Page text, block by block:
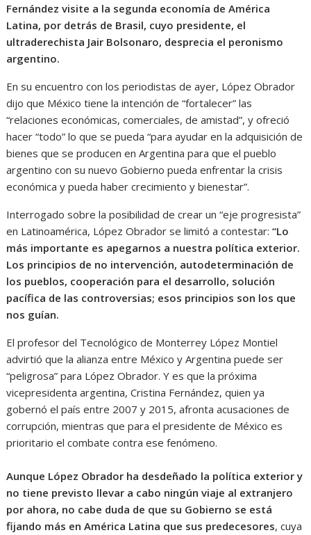
Fernández visite a la segunda economía de América
Latina, por detrás de Brasil, cuyo presidente, el
ultraderechista Jair Bolsonaro, desprecia el peronismo
argentino.
En su encuentro con los periodistas de ayer, López Obrador
dijo que México tiene la intención de “fortalecer” las
“relaciones económicas, comerciales, de amistad”, y ofreció
hacer “todo” lo que se pueda “para ayudar en la adquisición de
bienes que se producen en Argentina para que el pueblo
argentino con su nuevo Gobierno pueda enfrentar la crisis
económica y pueda haber crecimiento y bienestar”.
Interrogado sobre la posibilidad de crear un “eje progresista”
en Latinoamérica, López Obrador se limitó a contestar:“Lo
más importante es apegarnos a nuestra política exterior.
Los principios de no intervención, autodeterminación de
los pueblos, cooperación para el desarrollo, solución
pacífica de las controversias; esos principios son los que
nos guían.
El profesor del Tecnológico de Monterrey López Montiel
advirtió que la alianza entre México y Argentina puede ser
“peligrosa” para López Obrador. Y es que la próxima
vicepresidenta argentina, Cristina Fernández, quien ya
gobernó el país entre 2007 y 2015, afronta acusaciones de
corrupción, mientras que para el presidente de México es
prioritario el combate contra ese fenómeno.
Aunque López Obrador ha desdeñado la política exterior y
no tiene previsto llevar a cabo ningún viaje al extranjero
por ahora, no cabe duda de que su Gobierno se está
fijando más en América Latina que sus predecesores, cuya